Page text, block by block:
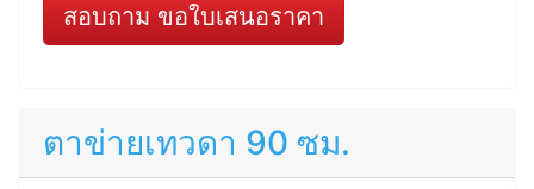
สอบถาม ขอใบเสนอราคา
ตาข่ายเทวดา 90 ซม.